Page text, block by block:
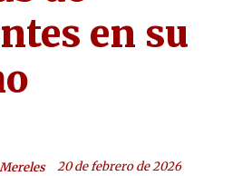
en su
20 de febrero de 2026